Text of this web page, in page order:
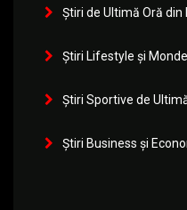
Știri de Ultimă Oră din
Știri Lifestyle și
Știri Sportive de
Știri Business și